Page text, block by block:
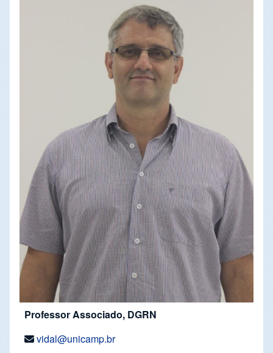
Professor Associado, DGRN
vidal@unicamp.br